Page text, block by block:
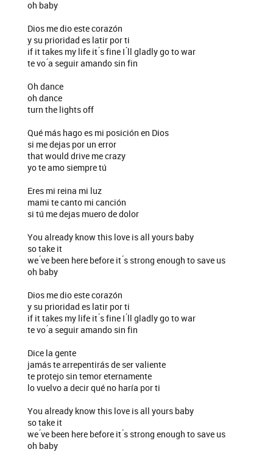
oh baby
Dios me dio este corazón
y su prioridad es latir por ti
if it takes my life it ́s fine I ́ll gladly go to war
te vo ́a seguir amando sin fin
Oh dance
oh dance
turn the lights off
Qué más hago es mi posición en Dios
si me dejas por un error
that would drive me crazy
yo te amo siempre tú
Eres mi reina mi luz
mami te canto mi canción
si tú me dejas muero de dolor
You already know this love is all yours baby
so take it
we ́ve been here before it ́s strong enough to save us
oh baby
Dios me dio este corazón
y su prioridad es latir por ti
if it takes my life it ́s fine I ́ll gladly go to war
te vo ́a seguir amando sin fin
Dice la gente
jamás te arrepentirás de ser valiente
te protejo sin temor eternamente
lo vuelvo a decir qué no haría por ti
You already know this love is all yours baby
so take it
we ́ve been here before it ́s strong enough to save us
oh baby